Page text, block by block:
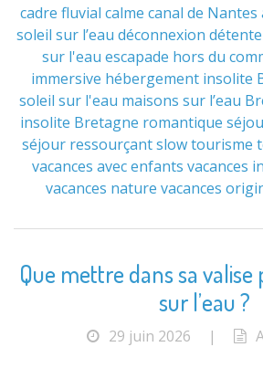
cadre fluvial calme canal de Nantes
soleil sur l’eau déconnexion détente
sur l'eau escapade hors du
immersive hébergement insolite
soleil sur l'eau maisons sur l’eau
insolite Bretagne romantique
séjour ressourçantslow tourisme
vacances avec enfants vacances
vacances nature vacances
Que mettre dans sa
sur l’eau ?
29 juin 2026 |